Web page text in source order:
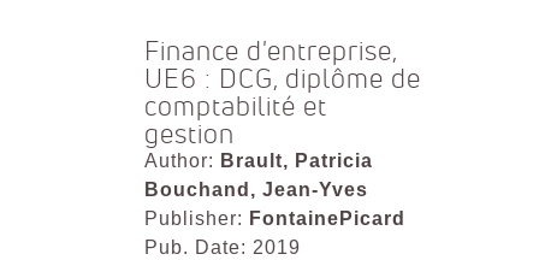
Finance d'entreprise,
UE6 : DCG, diplôme de
comptabilité et
gestion
Author: Brault, Patricia
Bouchand, Jean-Yves
Publisher: FontainePicard
Pub. Date: 2019